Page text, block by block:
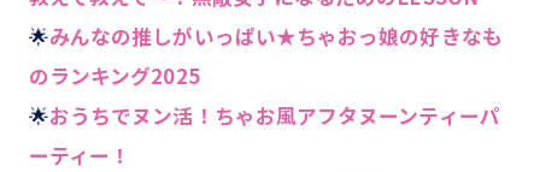
🌟みんなの推しがいっぱい★ちゃおっ娘の好きなも
のランキング2025
🌟おうちでヌン活！ちゃお風アフタヌーンティーパ
ーティー！